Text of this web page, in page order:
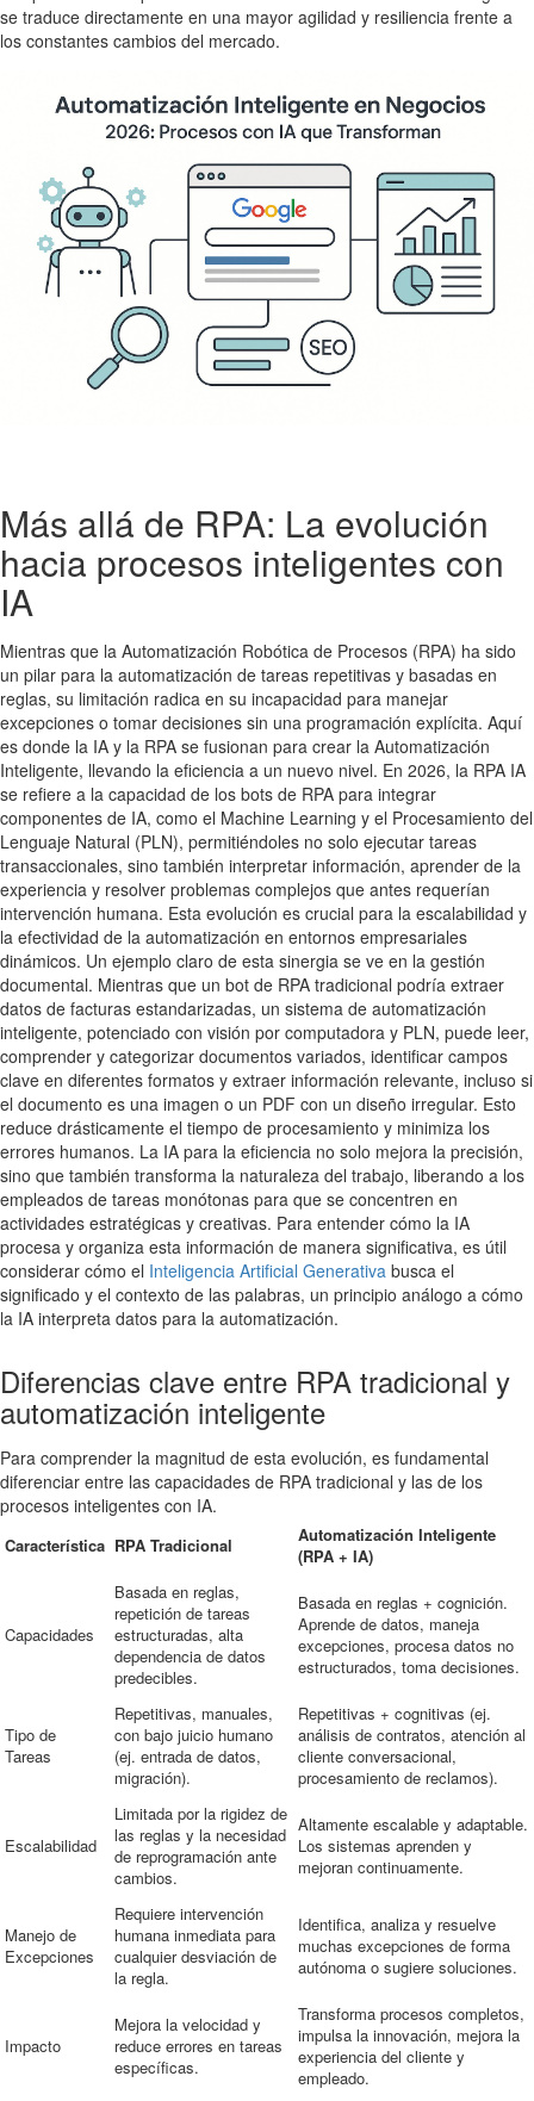
se traduce directamente en una mayor agilidad y resiliencia frente a
los constantes cambios del mercado.
Más allá de RPA: La evolución
hacia procesos inteligentes con
IA
Mientras que la Automatización Robótica de Procesos (RPA) ha sido
un pilar para la automatización de tareas repetitivas y basadas en
reglas, su limitación radica en su incapacidad para manejar
excepciones o tomar decisiones sin una programación explícita. Aquí
es donde la IA y la RPA se fusionan para crear la Automatización
Inteligente, llevando la eficiencia a un nuevo nivel. En 2026, la RPA IA
se refiere a la capacidad de los bots de RPA para integrar
componentes de IA, como el Machine Learning y el Procesamiento del
Lenguaje Natural (PLN), permitiéndoles no solo ejecutar tareas
transaccionales, sino también interpretar información, aprender de la
experiencia y resolver problemas complejos que antes requerían
intervención humana. Esta evolución es crucial para la escalabilidad y
la efectividad de la automatización en entornos empresariales
dinámicos. Un ejemplo claro de esta sinergia se ve en la gestión
documental. Mientras que un bot de RPA tradicional podría extraer
datos de facturas estandarizadas, un sistema de automatización
inteligente, potenciado con visión por computadora y PLN, puede leer,
comprender y categorizar documentos variados, identificar campos
clave en diferentes formatos y extraer información relevante, incluso si
el documento es una imagen o un PDF con un diseño irregular. Esto
reduce drásticamente el tiempo de procesamiento y minimiza los
errores humanos. La IA para la eficiencia no solo mejora la precisión,
sino que también transforma la naturaleza del trabajo, liberando a los
empleados de tareas monótonas para que se concentren en
actividades estratégicas y creativas. Para entender cómo la IA
procesa y organiza esta información de manera significativa, es útil
considerar cómo el Inteligencia Artificial Generativa busca el
significado y el contexto de las palabras, un principio análogo a cómo
la IA interpreta datos para la automatización.
Diferencias clave entre RPA tradicional y
automatización inteligente
Para comprender la magnitud de esta evolución, es fundamental
diferenciar entre las capacidades de RPA tradicional y las de los
procesos inteligentes con IA.
Característica RPA Tradicional
Automatización Inteligente
(RPA + IA)
Capacidades
Basada en reglas,
repetición de tareas
estructuradas, alta
dependencia de datos
predecibles.
Basada en reglas + cognición.
Aprende de datos, maneja
excepciones, procesa datos no
estructurados, toma decisiones.
Tipo de
Tareas
Repetitivas, manuales,
con bajo juicio humano
(ej. entrada de datos,
migración).
Repetitivas + cognitivas (ej.
análisis de contratos, atención al
cliente conversacional,
procesamiento de reclamos).
Escalabilidad
Limitada por la rigidez de
las reglas y la necesidad
de reprogramación ante
cambios.
Altamente escalable y adaptable.
Los sistemas aprenden y
mejoran continuamente.
Manejo de
Excepciones
Requiere intervención
humana inmediata para
cualquier desviación de
la regla.
Identifica, analiza y resuelve
muchas excepciones de forma
autónoma o sugiere soluciones.
Impacto
Mejora la velocidad y
reduce errores en tareas
específicas.
Transforma procesos completos,
impulsa la innovación, mejora la
experiencia del cliente y
empleado.